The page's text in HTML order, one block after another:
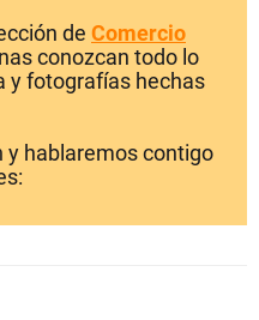
de Comercio
conozcan todo lo
y fotografías hechas
y hablaremos contigo